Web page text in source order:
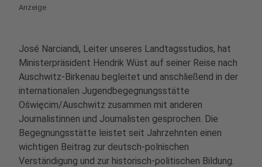
Anzeige
José Narciandi, Leiter unseres Landtagsstudios, hat
Ministerpräsident Hendrik Wüst auf seiner Reise nach
Auschwitz-Birkenau begleitet und anschließend in der
internationalen Jugendbegegnungsstätte
Oświęcim/Auschwitz zusammen mit anderen
Journalistinnen und Journalisten gesprochen. Die
Begegnungsstätte leistet seit Jahrzehnten einen
wichtigen Beitrag zur deutsch-polnischen
Verständigung und zur historisch-politischen Bildung.